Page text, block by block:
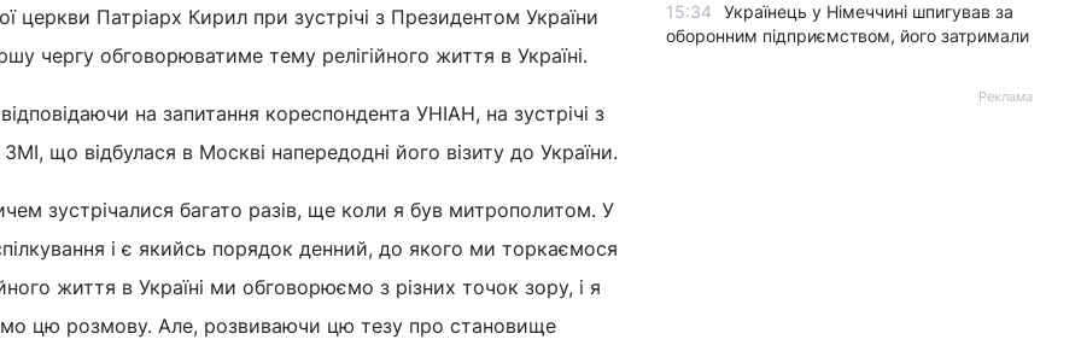
церкви Патріарх Кирил при зустрічі з Президентом України
чергу обговорюватиме тему релігійного життя в Україні.
на запитання кореспондента УНІАН, на зустрічі з
що відбулася в Москві напередодні його візиту до України.
зустрічалися багато разів, ще коли я був митрополитом. У
і є якийсь порядок денний, до якого ми торкаємося
життя в Україні ми обговорюємо з різних точок зору, і я
цю розмову. Але, розвиваючи цю тезу про становище
15:34
Українець у Німеччині шпигував за
оборонним підприємством, його затримали
Реклама